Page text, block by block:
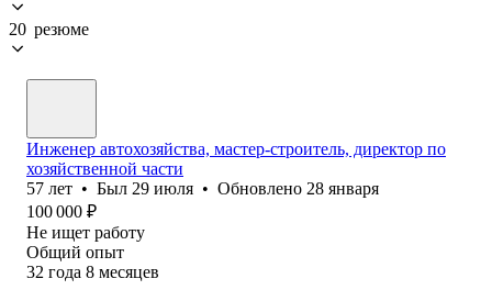
20 резюме
Инженер автохозяйства, мастер-строитель, директор по
хозяйственной части
57 лет • Был 29 июля • Обновлено 28 января
100 000 ₽
Не ищет работу
Общий опыт
32 года 8 месяцев